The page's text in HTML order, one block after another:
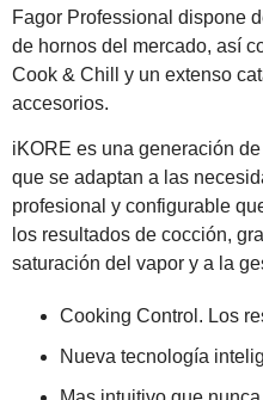
Fagor Professional dispone
de hornos del mercado, así
Cook & Chill y un extenso
accesorios.
iKORE es una generación
que se adaptan a las
profesional y configurable
los resultados de cocción,
saturación del vapor y a la
Cooking Control. Los
Nueva tecnología